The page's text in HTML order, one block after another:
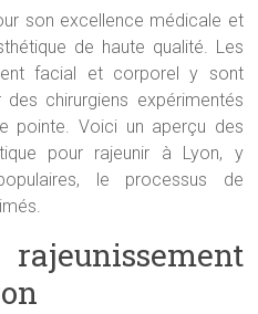
son excellence médicale et
de haute qualité. Les
facial et corporel y sont
chirurgiens expérimentés
pointe. Voici un aperçu des
pour rajeunir à Lyon, y
le processus de